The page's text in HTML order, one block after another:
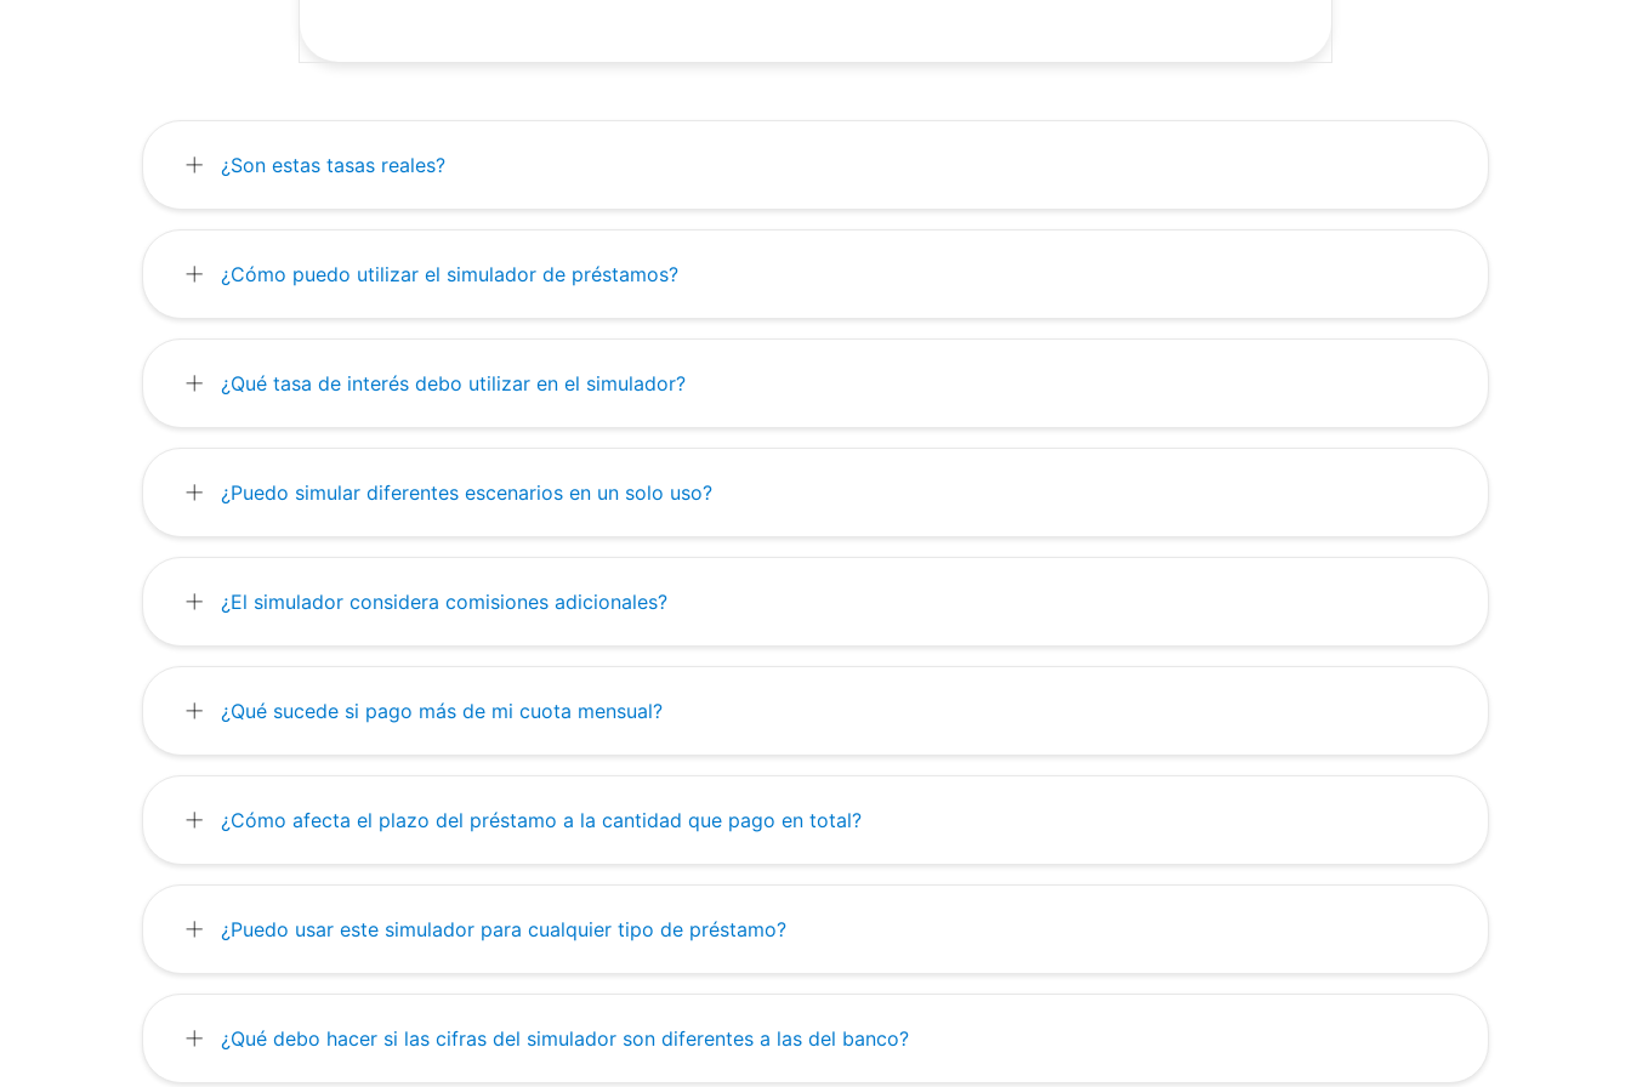
+ ¿Son estas tasas reales?
+ ¿Cómo puedo utilizar el simulador de préstamos?
+ ¿Qué tasa de interés debo utilizar en el simulador?
+ ¿Puedo simular diferentes escenarios en un solo uso?
+ ¿El simulador considera comisiones adicionales?
+ ¿Qué sucede si pago más de mi cuota mensual?
+ ¿Cómo afecta el plazo del préstamo a la cantidad que pago en total?
+ ¿Puedo usar este simulador para cualquier tipo de préstamo?
+ ¿Qué debo hacer si las cifras del simulador son diferentes a las del banco?